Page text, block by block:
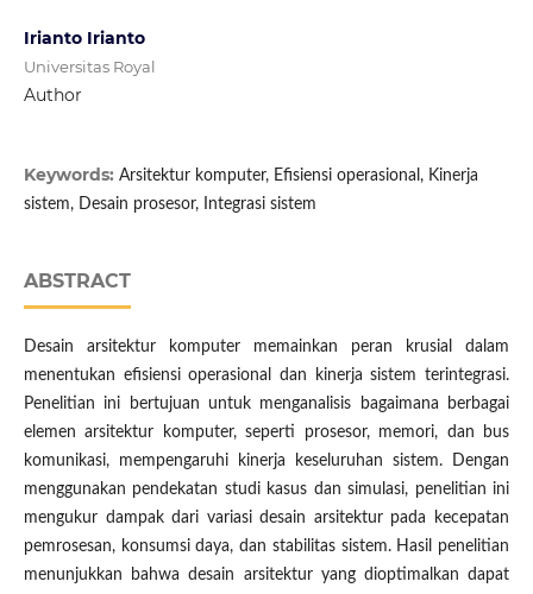
Irianto Irianto
Universitas Royal
Author
Keywords: Arsitektur komputer, Efisiensi operasional, Kinerja
sistem, Desain prosesor, Integrasi sistem
ABSTRACT
Desain arsitektur komputer memainkan peran krusial dalam
menentukan efisiensi operasional dan kinerja sistem terintegrasi.
Penelitian ini bertujuan untuk menganalisis bagaimana berbagai
elemen arsitektur komputer, seperti prosesor, memori, dan bus
komunikasi, mempengaruhi kinerja keseluruhan sistem. Dengan
menggunakan pendekatan studi kasus dan simulasi, penelitian ini
mengukur dampak dari variasi desain arsitektur pada kecepatan
pemrosesan, konsumsi daya, dan stabilitas sistem. Hasil penelitian
menunjukkan bahwa desain arsitektur yang dioptimalkan dapat